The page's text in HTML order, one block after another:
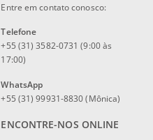
Entre em contato conosco:
Telefone
+55 (31) 3582-0731 (9:00 às
17:00)
WhatsApp
+55 (31) 99931-8830 (Mônica)
ENCONTRE-NOS ONLINE